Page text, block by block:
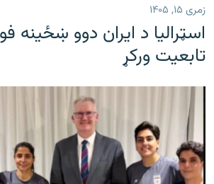
زمری ۱۵, ۱۴۰۵
اسټرالیا د ایران دوو ښځینه
تابعیت ورکړ